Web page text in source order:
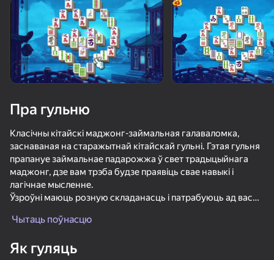
Павярніце прыладу
Гульня працуе толькі ў гарызантальнай
арыентацыі
Пра гульню
Класічны кітайскі маджонг-займальная галаваломка,
заснаваная на старажытнай кітайскай гульні. Гэтая гульня
прапануе займальнае падарожжа ў свет традыцыйнага
маджонг, дзе вам трэба будзе праявіць свае навыкі і
лагічнае мысленне.
Ўзроўні маюць розную складанасць і патрабуюць ад вас
Спаборнічаюць з сябрамі або іншымі гульцамі, спрабуючы
лідэраў.
Чытаць поўнасцю
Як гуляць